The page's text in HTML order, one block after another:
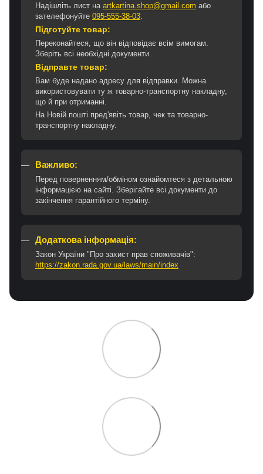
Надішліть лист на artkartina.shop@gmail.com або
зателефонуйте 095-555-38-03
Підготуйте товар:
Переконайтеся, що він відповідає всім вимогам.
Зберіть всі необхідні документи.
Відправте товар:
Вам буде надано адресу для відправки. Можна
використовувати ту ж товарно-транспортну накладну,
що й при отриманні.
На Новій пошті пред'явіть товар, чек та товарно-
транспортну накладну.
Важливо:
Перед поверненням/обміном ознайомтеся з детальною
інформацією на сайті. Зберігайте всі документи до
закінчення гарантійного терміну.
Додаткова інформація:
Закон України "Про захист прав споживачів":
https://zakon.rada.gov.ua/laws/main/index